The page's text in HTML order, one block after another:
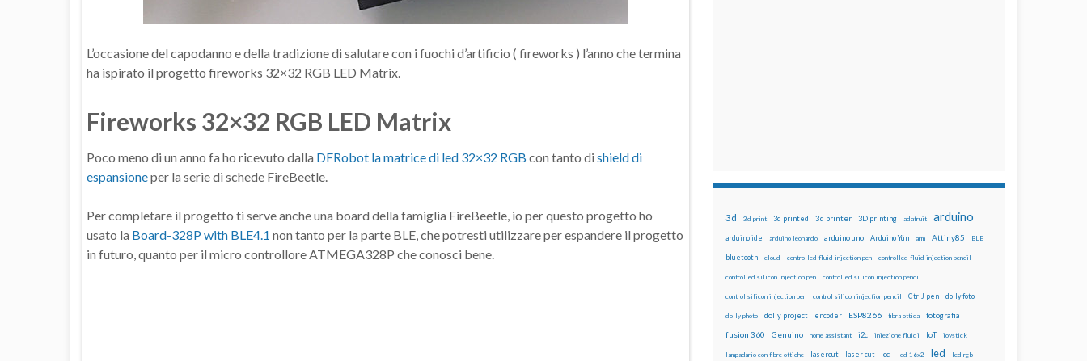
L’occasione del capodanno e della tradizione di salutare con i fuochi d’artificio ( fireworks ) l’anno che termina
ha ispirato il progetto fireworks 32×32 RGB LED Matrix.
Fireworks 32×32 RGB LED Matrix
Poco meno di un anno fa ho ricevuto dalla DFRobot la matrice di led 32×32 RGB con tanto di shield di
espansioneper la serie di schede FireBeetle.
Per completare il progetto ti serve anche una board della famiglia FireBeetle, io per questo progetto ho
usato la Board-328P with BLE4.1 non tanto per la parte BLE, che potresti utilizzare per espandere il progetto
in futuro, quanto per il micro controllore ATMEGA328P che conosci bene.
3d 3d print 3d printed 3d printer 3D printing adafruit arduino
arduino ide arduino leonardo arduino uno Arduino Yún arm Attiny85 BLE
bluetooth cloud controlled fluid injection pen controlled fluid injection pencil
controlled silicon injection pen controlled silicon injection pencil
control silicon injection pen control silicon injection pencil CtrlJ pen dolly foto
dolly photo dolly project encoder ESP8266 fibra ottica fotografia
fusion 360 Genuino home assistant i2c iniezione fluidi IoT joystick
lampadario con fibre ottiche lasercut laser cut lcd lcd 16x2 led led rgb